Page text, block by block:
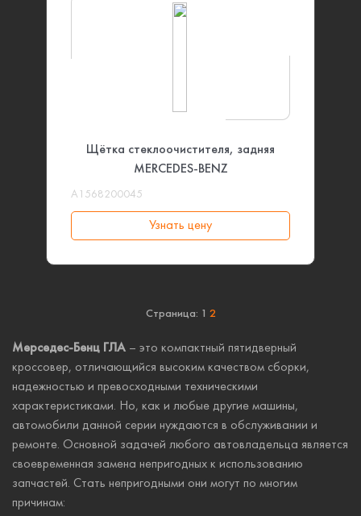
Щётка стеклоочистителя, задняя
MERCEDES-BENZ
A1568200045
Узнать цену
Страница: 2
Мерседес-Бенц ГЛА – это компактный пятидверный
кроссовер, отличающийся высоким качеством сборки,
надежностью и превосходными техническими
характеристиками. Но, как и любые другие машины,
автомобили данной серии нуждаются в обслуживании и
ремонте. Основной задачей любого автовладельца является
своевременная замена непригодных к использованию
запчастей. Стать непригодными они могут по многим
причинам: